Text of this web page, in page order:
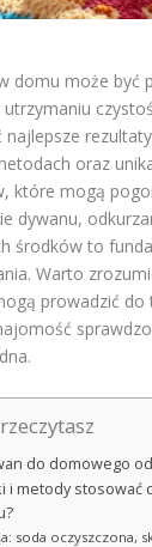
domu może być
oraz
które mogą
dywanu,
środków to
Warto
prowadzić do
do domowego
i metody stosować
soda oczyszczona,